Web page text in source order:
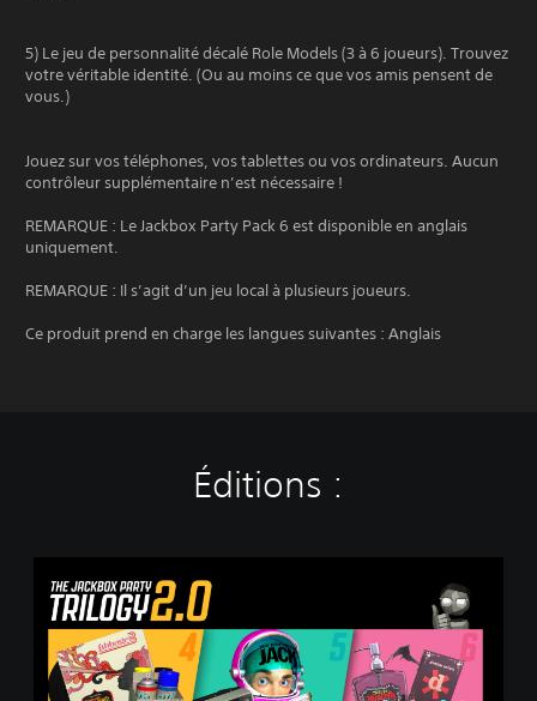
5) Le jeu de personnalité décalé Role Models (3 à 6 joueurs). Trouvez
votre véritable identité. (Ou au moins ce que vos amis pensent de
vous.)
Jouez sur vos téléphones, vos tablettes ou vos ordinateurs. Aucun
contrôleur supplémentaire n’est nécessaire !
REMARQUE : Le Jackbox Party Pack 6 est disponible en anglais
uniquement.
REMARQUE : Il s’agit d’un jeu local à plusieurs joueurs.
Ce produit prend en charge les langues suivantes : Anglais
Éditions :